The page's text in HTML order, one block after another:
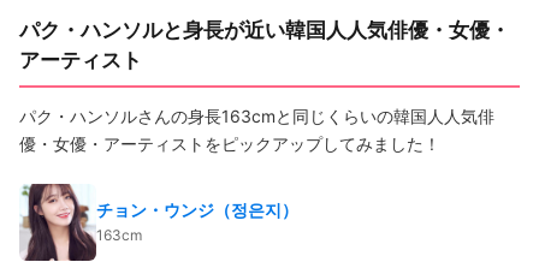
パク・ハンソルと身長が近い韓国人人気俳優・女優・
アーティスト
パク・ハンソルさんの身長163cmと同じくらいの韓国人人気俳
優・女優・アーティストをピックアップしてみました！
チョン・ウンジ（정은지）
163cm